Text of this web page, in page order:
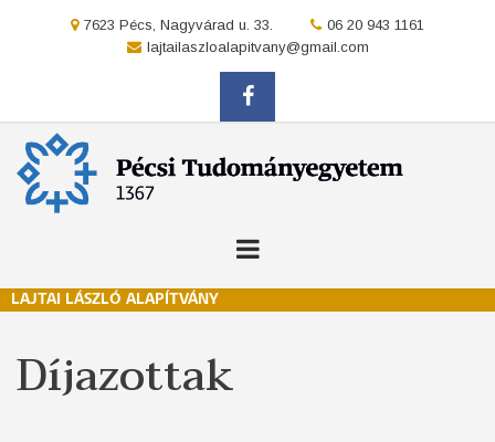
location
7623 Pécs, Nagyvárad u. 33. location
06 20 943 1161
location
lajtailaszloalapitvany@gmail.com
facebook
LAJTAI LÁSZLÓ ALAPÍTVÁNY
Díjazottak